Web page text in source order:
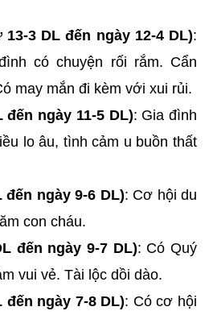
13-3 DL đến ngày 12-4 DL):
có chuyện rối rắm. Cẩn
may mắn đi kèm với xui rủi.
đến ngày 11-5 DL): Gia đình
lo âu, tình cảm u buồn thất
đến ngày 9-6 DL): Cơ hội du
con cháu.
đến ngày 9-7 DL): Có Quý
vui vẻ. Tài lộc dồi dào.
đến ngày 7-8 DL): Có cơ hội